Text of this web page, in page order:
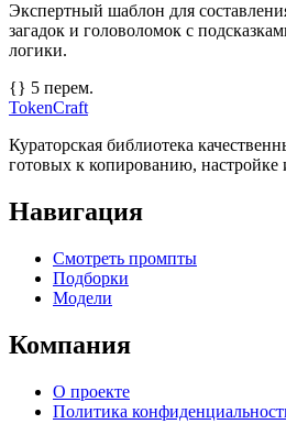
Экспертный шаблон для
загадок и головоломок с
логики.
{} 5 перем.
TokenCraft
Кураторская библиотека
готовых к копированию, настройке
Навигация
Смотреть промпты
Подборки
Модели
Компания
О проекте
Политика